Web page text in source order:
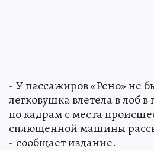
- У пассажиров «Рено» не
легковушка влетела в лоб
по кадрам с места
сплющенной машины
- сообщает издание.